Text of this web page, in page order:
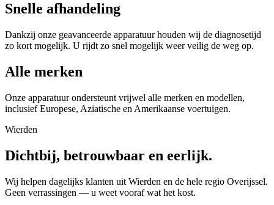
Snelle afhandeling
Dankzij onze geavanceerde apparatuur houden wij de diagnosetijd
zo kort mogelijk. U rijdt zo snel mogelijk weer veilig de weg op.
Alle merken
Onze apparatuur ondersteunt vrijwel alle merken en modellen,
inclusief Europese, Aziatische en Amerikaanse voertuigen.
Wierden
Dichtbij, betrouwbaar en eerlijk.
Wij helpen dagelijks klanten uit Wierden en de hele regio Overijssel.
Geen verrassingen — u weet vooraf wat het kost.